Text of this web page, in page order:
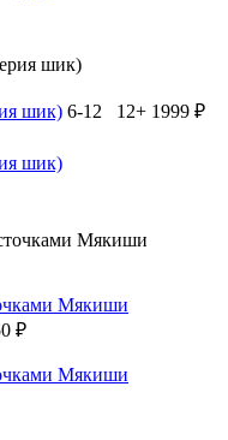
шик) 6-12 12+ 1999 ₽
шик)
Мякиши
₽
Мякиши